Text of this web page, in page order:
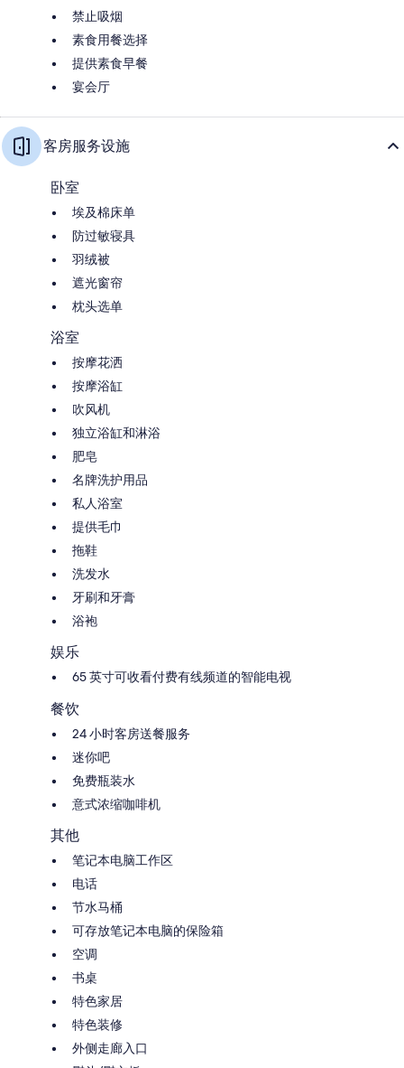
禁止吸烟
素食用餐选择
提供素食早餐
宴会厅
客房服务设施
卧室
埃及棉床单
防过敏寝具
羽绒被
遮光窗帘
枕头选单
浴室
按摩花洒
按摩浴缸
吹风机
独立浴缸和淋浴
肥皂
名牌洗护用品
私人浴室
提供毛巾
拖鞋
洗发水
牙刷和牙膏
浴袍
娱乐
65 英寸可收看付费有线频道的智能电视
餐饮
24 小时客房送餐服务
迷你吧
免费瓶装水
意式浓缩咖啡机
其他
笔记本电脑工作区
电话
节水马桶
可存放笔记本电脑的保险箱
空调
书桌
特色家居
特色装修
外侧走廊入口